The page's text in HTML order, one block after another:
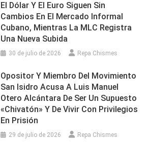
El Dólar Y El Euro Siguen Sin
Cambios En El Mercado Informal
Cubano, Mientras La MLC Registra
Una Nueva Subida
30 de julio de 2026 Repa Chismes
Opositor Y Miembro Del Movimiento
San Isidro Acusa A Luis Manuel
Otero Alcántara De Ser Un Supuesto
«chivatón» Y De Vivir Con Privilegios
En Prisión
29 de julio de 2026 Repa Chismes